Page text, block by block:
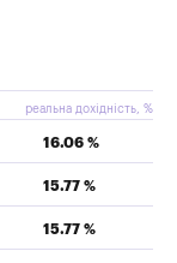
реальна дохідність, %
16.06 %
15.77 %
15.77 %